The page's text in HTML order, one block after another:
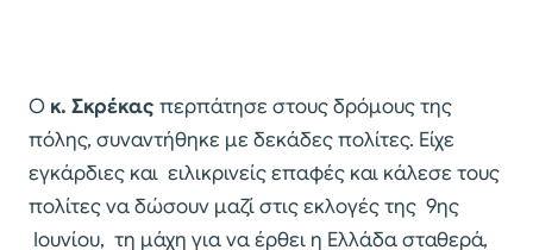
Ο κ. Σκρέκας περπάτησε στους δρόμους της
πόλης, συναντήθηκε με δεκάδες πολίτες. Είχε
εγκάρδιες και ειλικρινείς επαφές και κάλεσε τους
πολίτες να δώσουν μαζί στις εκλογές της 9ης
Ιουνίου, τη μάχη για να έρθει η Ελλάδα σταθερά,